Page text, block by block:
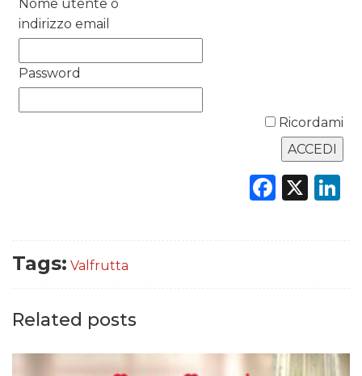
DATI
RICERCHE
Nome utente o
indirizzo email
Password
Ricordami
X
Tags: Valfrutta
Related posts